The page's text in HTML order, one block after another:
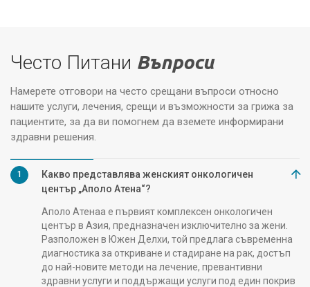
Често Питани Въпроси
Намерете отговори на често срещани въпроси относно
нашите услуги, лечения, срещи и възможности за грижа за
пациентите, за да ви помогнем да вземете информирани
здравни решения.
1
Какво представлява женският онкологичен
център „Аполо Атена“?
Аполо Атенаа е първият комплексен онкологичен
център в Азия, предназначен изключително за жени.
Разположен в Южен Делхи, той предлага съвременна
диагностика за откриване и стадиране на рак, достъп
до най-новите методи на лечение, превантивни
здравни услуги и поддържащи услуги под един покрив